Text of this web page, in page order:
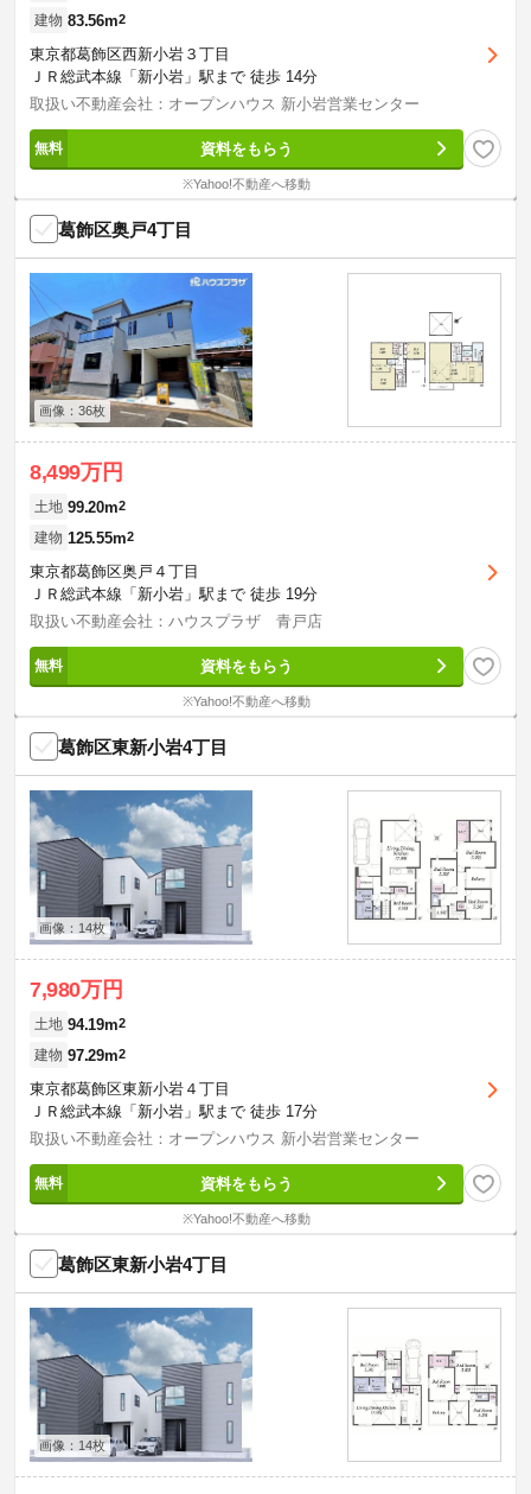
建物 83.56m2
東京都葛飾区西新小岩３丁目
ＪＲ総武本線「新小岩」駅まで 徒歩 14分
取扱い不動産会社：オープンハウス 新小岩営業センター
資料をもらう
※Yahoo!不動産へ移動
葛飾区奥戸4丁目
画像：36枚
8,499万円
土地 99.20m2
建物 125.55m2
東京都葛飾区奥戸４丁目
ＪＲ総武本線「新小岩」駅まで 徒歩 19分
取扱い不動産会社：ハウスプラザ 青戸店
資料をもらう
※Yahoo!不動産へ移動
葛飾区東新小岩4丁目
画像：14枚
7,980万円
土地 94.19m2
建物 97.29m2
東京都葛飾区東新小岩４丁目
ＪＲ総武本線「新小岩」駅まで 徒歩 17分
取扱い不動産会社：オープンハウス 新小岩営業センター
資料をもらう
※Yahoo!不動産へ移動
葛飾区東新小岩4丁目
画像：14枚